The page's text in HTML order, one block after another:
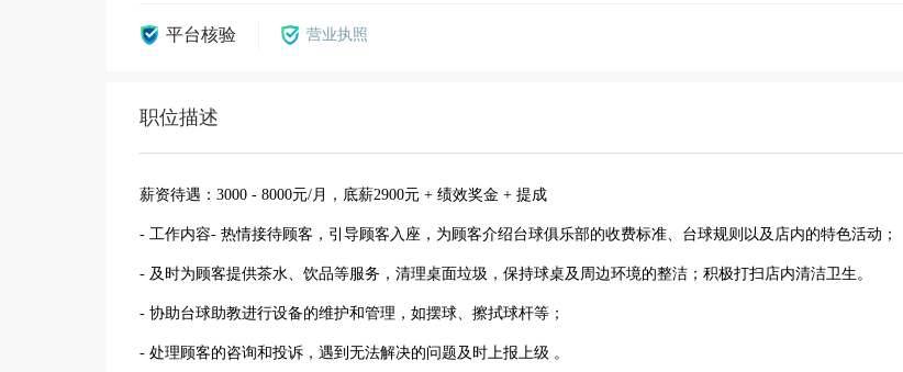
平台核验 营业执照
职位描述
薪资待遇：3000 - 8000元/月，底薪2900元 + 绩效奖金 + 提成
- 工作内容- 热情接待顾客，引导顾客入座，为顾客介绍台球俱乐部的收费标准、台球规则以及店内的特色活动；
- 及时为顾客提供茶水、饮品等服务，清理桌面垃圾，保持球桌及周边环境的整洁；积极打扫店内清洁卫生。
- 协助台球助教进行设备的维护和管理，如摆球、擦拭球杆等；
- 处理顾客的咨询和投诉，遇到无法解决的问题及时上报上级 。